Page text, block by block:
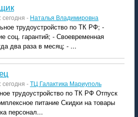
- Наталья Владимировна
трудоустройство по ТК РФ; -
соц. гарантий; - Своевременная
два раза в месяц; - ...
-ТЦ Галактика Мариуполь
трудоустройство по ТК РФ Отпуск
питание Скидки на товары
персонал...